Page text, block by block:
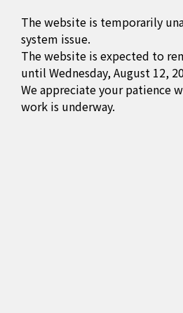
The website is temporarily
system issue.
The website is expected to
until Wednesday, August 12,
We appreciate your patience
work is underway.